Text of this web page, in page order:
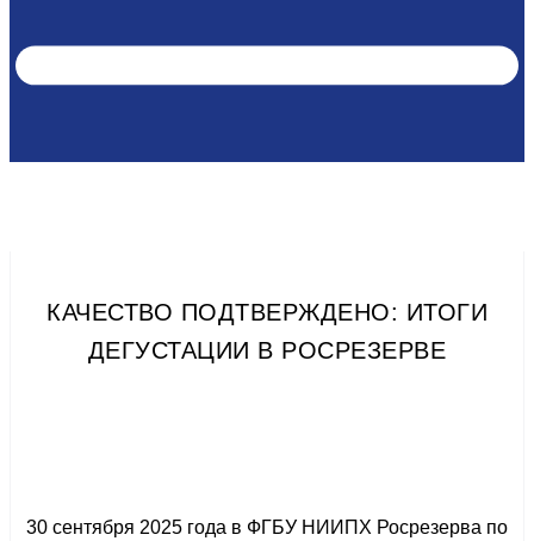
КАЧЕСТВО ПОДТВЕРЖДЕНО: ИТОГИ
ДЕГУСТАЦИИ В РОСРЕЗЕРВЕ
30 сентября 2025 года в ФГБУ НИИПХ Росрезерва по